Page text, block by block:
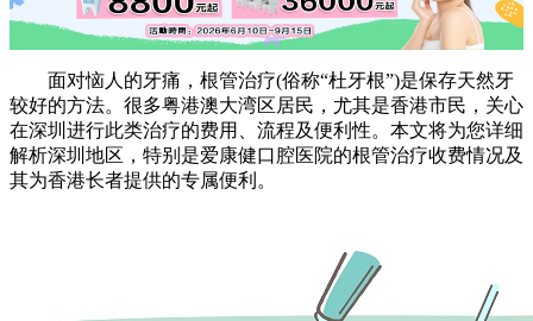
面对恼人的牙痛，根管治疗(俗称“杜牙根”)是保存天然牙
较好的方法。很多粤港澳大湾区居民，尤其是香港市民，关心
在深圳进行此类治疗的费用、流程及便利性。本文将为您详细
解析深圳地区，特别是爱康健口腔医院的根管治疗收费情况及
其为香港长者提供的专属便利。